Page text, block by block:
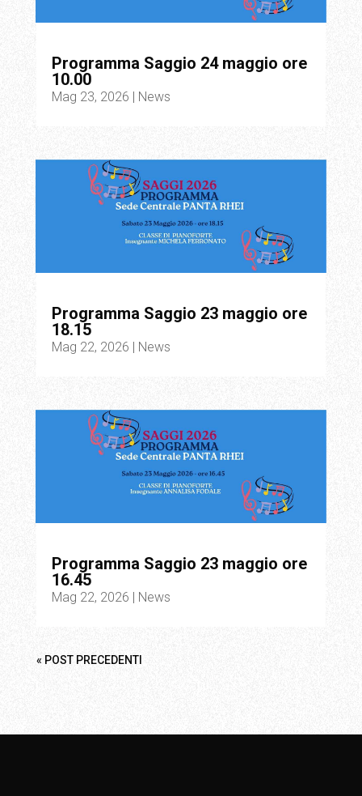
Programma Saggio 24 maggio ore
10.00
Mag 23, 2026 News
Programma Saggio 23 maggio ore
18.15
Mag 22, 2026 News
Programma Saggio 23 maggio ore
16.45
Mag 22, 2026 News
« POST PRECEDENTI